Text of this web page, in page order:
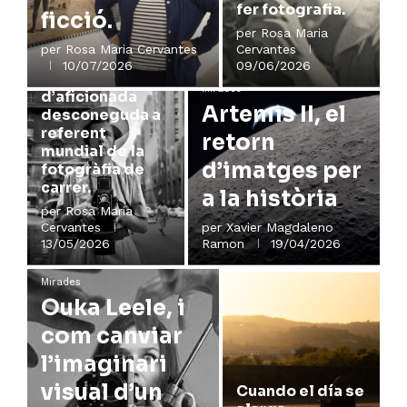
ficció.
per Rosa Maria Cervantes
10/07/2026
fer fotografia.
per Rosa Maria
Cervantes
09/06/2026
Vivian Maier,
d’aficionada
desconeguda a
referent
mundial de la
fotogràfia de
carrer.
perRosa Maria
Cervantes
13/05/2026
Mirades
Artemis II, el
retorn
d’imatges per
a la història
perXavier Magdaleno
Ramon
19/04/2026
Mirades
Ouka Leele, i
com canviar
l’imaginari
visual d’un
Cuando el día se